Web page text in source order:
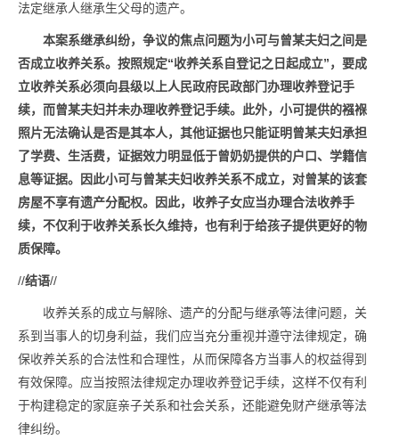
法定继承人继承生父母的遗产。
本案系继承纠纷，争议的焦点问题为小可与曾某夫妇之间是
否成立收养关系。按照规定“收养关系自登记之日起成立”，要成
立收养关系必须向县级以上人民政府民政部门办理收养登记手
续，而曾某夫妇并未办理收养登记手续。此外，小可提供的襁褓
照片无法确认是否是其本人，其他证据也只能证明曾某夫妇承担
了学费、生活费，证据效力明显低于曾奶奶提供的户口、学籍信
息等证据。因此小可与曾某夫妇收养关系不成立，对曾某的该套
房屋不享有遗产分配权。因此，收养子女应当办理合法收养手
续，不仅利于收养关系长久维持，也有利于给孩子提供更好的物
质保障。
//结语//
收养关系的成立与解除、遗产的分配与继承等法律问题，关
系到当事人的切身利益，我们应当充分重视并遵守法律规定，确
保收养关系的合法性和合理性，从而保障各方当事人的权益得到
有效保障。应当按照法律规定办理收养登记手续，这样不仅有利
于构建稳定的家庭亲子关系和社会关系，还能避免财产继承等法
律纠纷。